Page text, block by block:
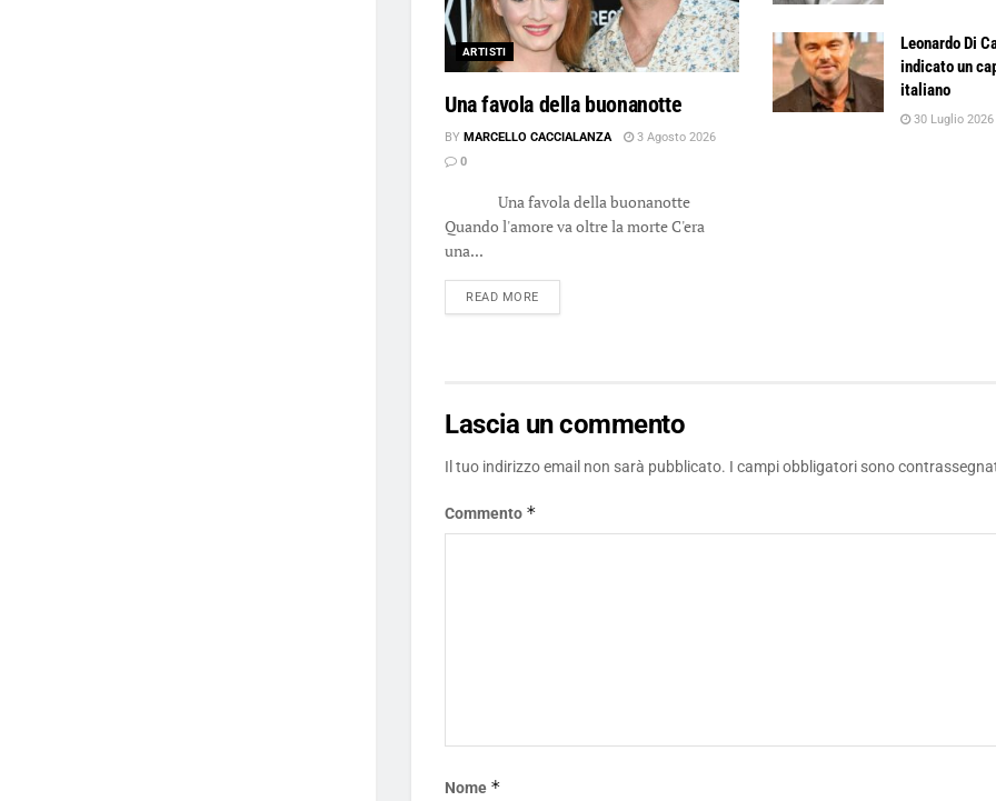
ARTISTI
Una favola della buonanotte
BY MARCELLO CACCIALANZA
3 Agosto 2026
0
Una favola della buonanotte
Quando l'amore va oltre la morte C'era
una...
READ MOREDETAILS
Leonardo Di
indicato un
italiano
30 Luglio 2026
Lascia un commento
Il tuo indirizzo email non sarà pubblicato. I campi obbligatori sono
Commento *
Nome *